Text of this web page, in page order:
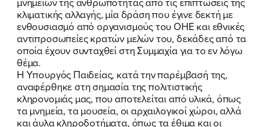
κλιματικής αλλαγής, μία δράση που έγινε δεκτή με
ενθουσιασμό από οργανισμούς του ΟΗΕ και εθνικές
αντιπροσωπείες κρατών μελών του, δεκάδες από τα
οποία έχουν συνταχθεί στη Συμμαχία για το εν λόγω
θέμα.
Η Υπουργός Παιδείας, κατά την παρέμβασή της,
αναφέρθηκε στη σημασία της πολιτιστικής
κληρονομιάς μας, που αποτελείται από υλικά, όπως
τα μνημεία, τα μουσεία, οι αρχαιλογικοί χώροι, αλλά
και άυλα κληροδοτήματα, όπως τα έθιμα και οι